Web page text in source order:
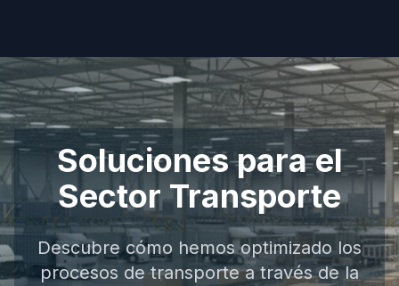
Soluciones para el
Sector Transporte
Descubre cómo hemos optimizado los
procesos de transporte a través de la